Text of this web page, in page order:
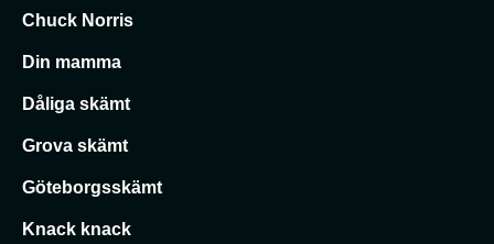
Chuck Norris
Din mamma
Dåliga skämt
Grova skämt
Göteborgsskämt
Knack knack